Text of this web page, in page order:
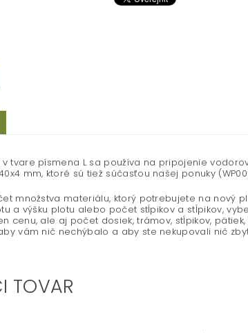
tvare písmena L sa používa na pripojenie
mm, ktoré sú tiež súčasťou našej ponuky
množstva materiálu, ktorý potrebujete na nový
a výšku plotu alebo počet stĺpikov a stĺpikov,
cenu, ale aj počet dosiek, trámov, stĺpikov,
vám nič nechýbalo a aby ste nekupovali nič
TOVAR